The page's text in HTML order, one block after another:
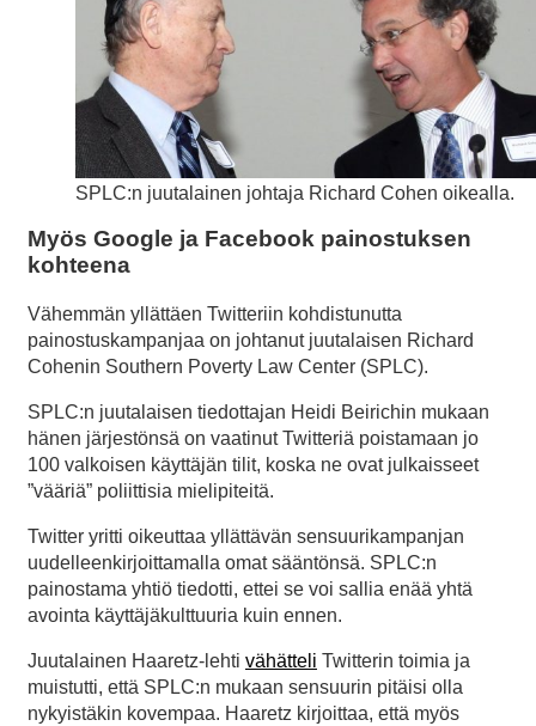
SPLC:n juutalainen johtaja Richard Cohen oikealla.
Myös Google ja Facebook painostuksen
kohteena
Vähemmän yllättäen Twitteriin kohdistunutta
painostuskampanjaa on johtanut juutalaisen Richard
Cohenin Southern Poverty Law Center (SPLC).
SPLC:n juutalaisen tiedottajan Heidi Beirichin mukaan
hänen järjestönsä on vaatinut Twitteriä poistamaan jo
100 valkoisen käyttäjän tilit, koska ne ovat julkaisseet
”vääriä” poliittisia mielipiteitä.
Twitter yritti oikeuttaa yllättävän sensuurikampanjan
uudelleenkirjoittamalla omat sääntönsä. SPLC:n
painostama yhtiö tiedotti, ettei se voi sallia enää yhtä
avointa käyttäjäkulttuuria kuin ennen.
Juutalainen Haaretz-lehti vähätteli Twitterin toimia ja
muistutti, että SPLC:n mukaan sensuurin pitäisi olla
nykyistäkin kovempaa. Haaretz kirjoittaa, että myös